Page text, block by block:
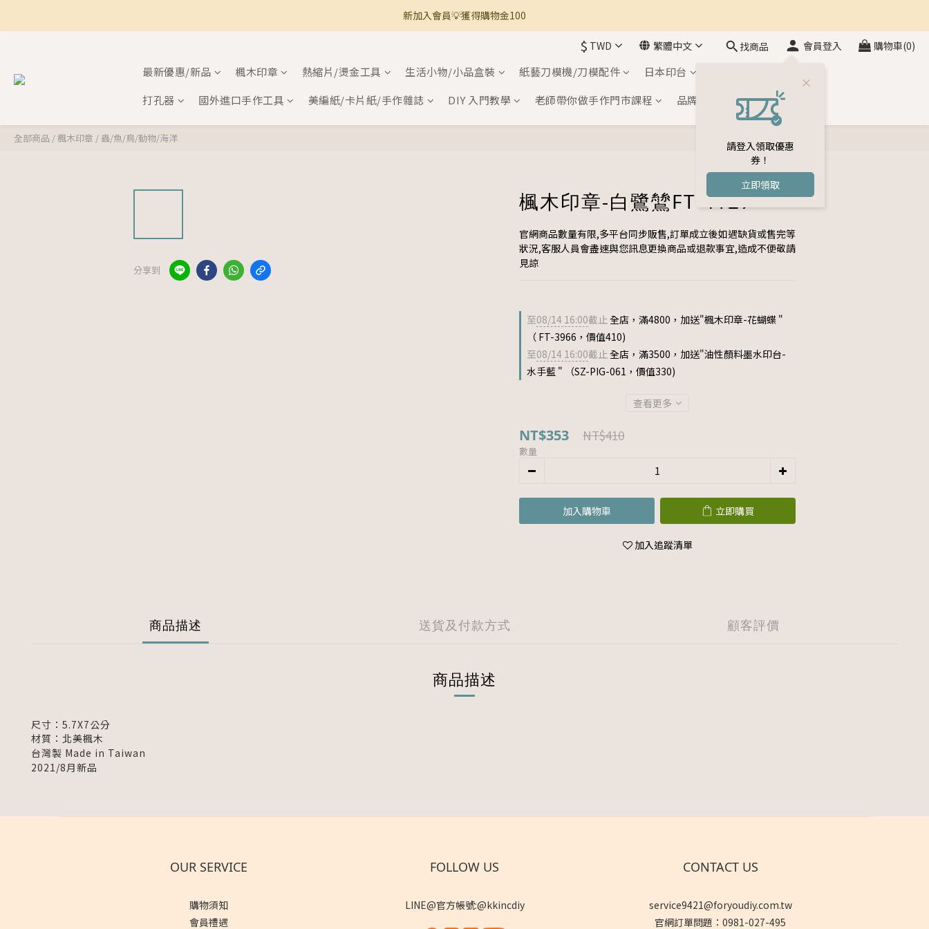
🚚 全館滿800免運 🚚
新加入會員💡獲得購物金100
$ TWD 繁體中文 找商品 會員登入
請登入領取優惠
券！
立即領取
購物車(0)
最新優惠/新品 楓木印章 熱縮片/燙金工具 生活小物/小品盒裝 紙藝刀模機/刀模配件 日本印台
打孔器
國外進口手作工具 美編紙/卡片紙/手作雜誌 DIY 入門教學 老師帶你做手作門市課程 品牌介紹 會員專區
全部商品 /楓木印章 /蟲/魚/鳥/動物/海洋
分享到
楓木印章-白鷺鷥FT-4127
官網商品數量有限,多平台同步販售,訂單成立後如遇缺貨或售完等
狀況,客服人員會盡速與您訊息更換商品或退款事宜,造成不便敬請
見諒
至08/14 16:00截止全店，滿4800，加送"楓木印章-花蝴蝶 "
（ FT-3966，價值410)
至08/14 16:00截止全店，滿3500，加送"油性顏料墨水印台-
水手藍 " （SZ-PIG-061，價值330)
查看更多
NT$353 NT$410
數量
加入購物車 立即購買
加入追蹤清單
商品描述 送貨及付款方式 顧客評價
商品描述
尺寸：5.7X7公分
材質：北美楓木
台灣製 Made in Taiwan
2021/8月新品
OUR SERVICE
購物須知
會員禮遇
FOLLOW US
LINE@官方帳號:@kkincdiy
CONTACT US
service9421@foryoudiy.com.tw
官網訂單問題：0981-027-495